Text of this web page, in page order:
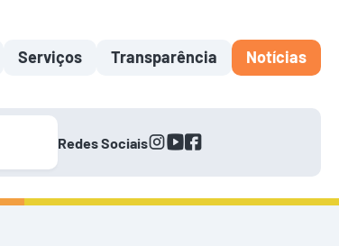
Serviços Transparência Notícias
Redes Sociaisinstagram
youtube
facebook